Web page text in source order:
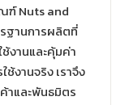
ฑ์ Nuts and
ฐานการผลิตที่
งานและคุ้มค่า
งานจริง เราจึง
าและพันธมิตร